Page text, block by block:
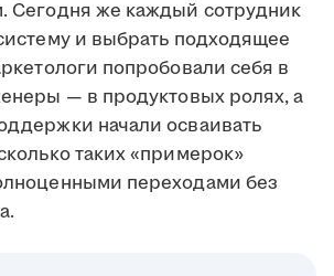
Сегодня же каждый сотрудник
и выбрать подходящее
попробовали себя в
— в продуктовых ролях, а
начали осваивать
таких «примерок»
переходами без